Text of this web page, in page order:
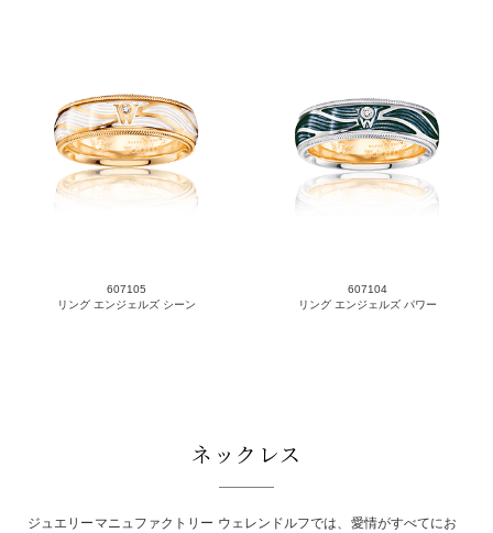
607105
リング エンジェルズ シーン
607104
リング エンジェルズ パワー
ネックレス
ジュエリーマニュファクトリー ウェレンドルフでは、愛情がすべてにお